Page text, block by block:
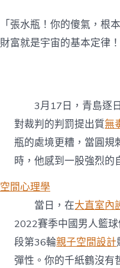
「張水瓶！你的傻氣，根
財富就是宇宙的基本定律！
3月17日，青島逐日
對裁判的判罰提出質無
瓶的處境更糟，當圓規
時，他感到一股強烈的
空間心理學
當日，在大直室內
2022賽季中國男人籃
段第36輪親子空間設計
彈性。你的千紙鶴沒有